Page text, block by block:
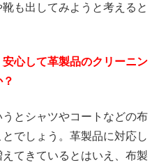
も出してみようと考えると
安心して革製品のクリーニン
とシャツやコートなどの布
でしょう。革製品に対応し
てきているとはいえ、布製